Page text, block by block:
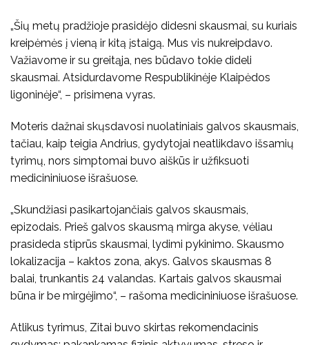
„Šių metų pradžioje prasidėjo didesni skausmai, su kuriais
kreipėmės į vieną ir kitą įstaigą. Mus vis nukreipdavo.
Važiavome ir su greitąja, nes būdavo tokie dideli
skausmai. Atsidurdavome Respublikinėje Klaipėdos
ligoninėje“, – prisimena vyras.
Moteris dažnai skųsdavosi nuolatiniais galvos skausmais,
tačiau, kaip teigia Andrius, gydytojai neatlikdavo išsamių
tyrimų, nors simptomai buvo aiškūs ir užfiksuoti
medicininiuose išrašuose.
„Skundžiasi pasikartojančiais galvos skausmais,
epizodais. Prieš galvos skausmą mirga akyse, vėliau
prasideda stiprūs skausmai, lydimi pykinimo. Skausmo
lokalizacija – kaktos zona, akys. Galvos skausmas 8
balai, trunkantis 24 valandas. Kartais galvos skausmai
būna ir be mirgėjimo“, – rašoma medicininiuose išrašuose.
Atlikus tyrimus, Zitai buvo skirtas rekomendacinis